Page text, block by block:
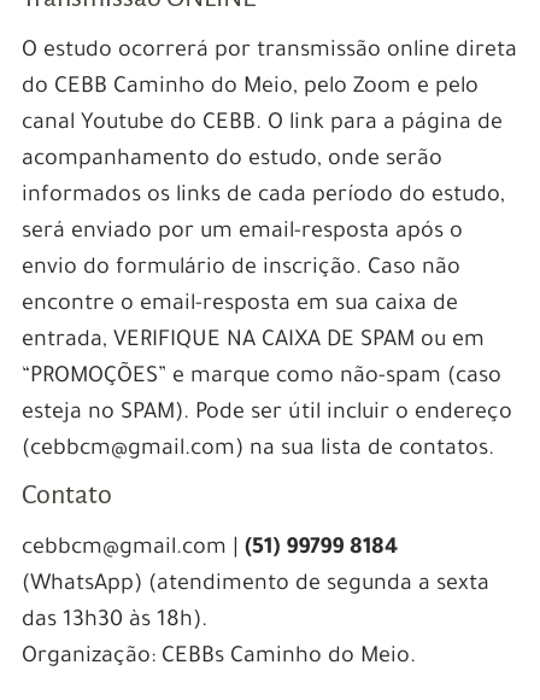
O estudo ocorrerá por transmissão online direta
do CEBB Caminho do Meio, pelo Zoom e pelo
canal Youtube do CEBB. O link para a página de
acompanhamento do estudo, onde serão
informados os links de cada período do estudo,
será enviado por um email-resposta após o
envio do formulário de inscrição. Caso não
encontre o email-resposta em sua caixa de
entrada, VERIFIQUE NA CAIXA DE SPAM ou em
“PROMOÇÕES” e marque como não-spam (caso
esteja no SPAM). Pode ser útil incluir o endereço
(cebbcm@gmail.com) na sua lista de contatos.
Contato
cebbcm@gmail.com |
(51) 99799 8184
(WhatsApp) (atendimento de segunda a sexta
das 13h30 às 18h).
Organização: CEBBs Caminho do Meio.